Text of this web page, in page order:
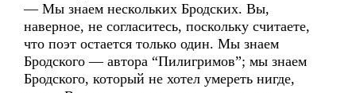
— Мы знаем нескольких Бродских. Вы,
наверное, не согласитесь, поскольку считаете,
что поэт остается только один. Мы знаем
Бродского — автора “Пилигримов”; мы знаем
Бродского, который не хотел умереть нигде,